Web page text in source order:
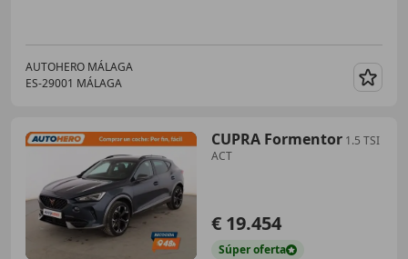
AUTOHERO MÁLAGA
ES-29001 MÁLAGA
CUPRA Formentor 1.5 TSI
ACT
€ 19.454
Súperoferta